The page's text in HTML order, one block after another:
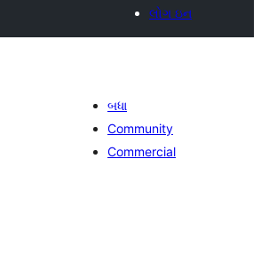
લોગ ઇન
બધા
Community
Commercial